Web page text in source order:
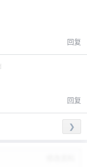
回复
回复
❯